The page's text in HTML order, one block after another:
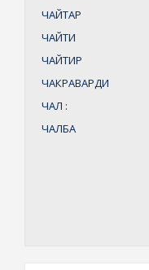
ЧАЙТАР
ЧАЙТИ
ЧАЙТИР
ЧАКРАВАРДИ
ЧАЛ :
ЧАЛБА